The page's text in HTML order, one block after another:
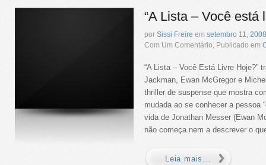
“A Lista – Você está
por Sissi Freire em setembro 11
2008
Com Um Comentário, Publicado em
“A Lista – Você Está Livre Hoje?”
Jackman, Ewan McGregor e
thriller de suspense que mostra
mudada ao se conhecer a pessoa
vida de Jonathan Messer (Ewan
não começa nem a descrever o
Leia mais...